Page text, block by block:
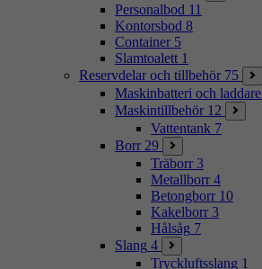
Personalbod 11
Kontorsbod 8
Container 5
Slamtoalett 1
Reservdelar och tillbehör 75
Maskinbatteri och laddare
Maskintillbehör 12
Vattentank 7
Borr 29
Träborr 3
Metallborr 4
Betongborr 10
Kakelborr 3
Hålsåg 7
Slang 4
Tryckluftsslang 1